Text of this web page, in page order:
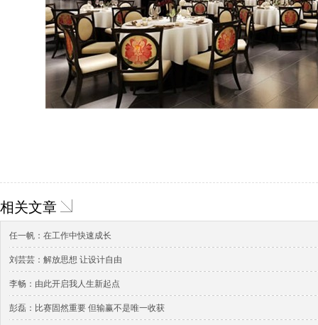
相关文章
任一帆：在工作中快速成长
刘芸芸：解放思想 让设计自由
李畅：由此开启我人生新起点
彭磊：比赛固然重要 但输赢不是唯一收获